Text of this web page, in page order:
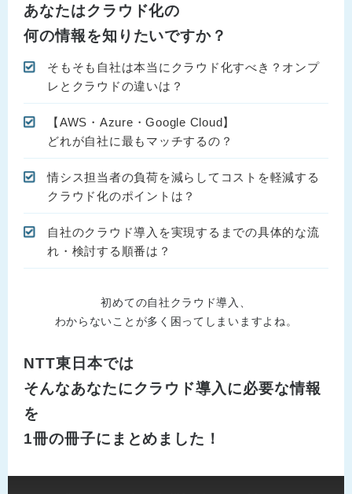
あなたはクラウド化の
何の情報を知りたいですか？
そもそも自社は本当にクラウド化すべき？オンプ
レとクラウドの違いは？
【AWS・Azure・Google Cloud】
どれが自社に最もマッチするの？
情シス担当者の負荷を減らしてコストを軽減する
クラウド化のポイントは？
自社のクラウド導入を実現するまでの具体的な流
れ・検討する順番は？
初めての自社クラウド導入、
わからないことが多く困ってしまいますよね。
NTT東日本では
そんなあなたにクラウド導入に必要な情報
を
1冊の冊子にまとめました！